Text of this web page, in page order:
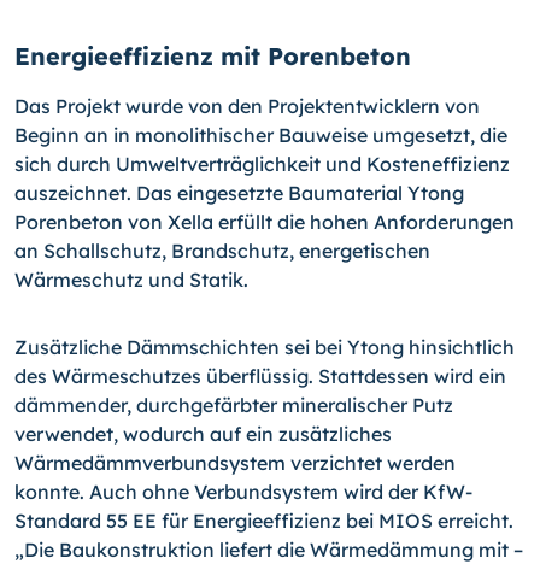
Energieeffizienz mit Porenbeton
Das Projekt wurde von den Projektentwicklern von
Beginn an in monolithischer Bauweise umgesetzt, die
sich durch Umweltverträglichkeit und Kosteneffizienz
auszeichnet. Das eingesetzte Baumaterial Ytong
Porenbeton von Xella erfüllt die hohen Anforderungen
an Schallschutz, Brandschutz, energetischen
Wärmeschutz und Statik.
Zusätzliche Dämmschichten sei bei Ytong hinsichtlich
des Wärmeschutzes überflüssig. Stattdessen wird ein
dämmender, durchgefärbter mineralischer Putz
verwendet, wodurch auf ein zusätzliches
Wärmedämmverbundsystem verzichtet werden
konnte. Auch ohne Verbundsystem wird der KfW-
Standard 55 EE für Energieeffizienz bei MIOS erreicht.
„Die Baukonstruktion liefert die Wärmedämmung mit –